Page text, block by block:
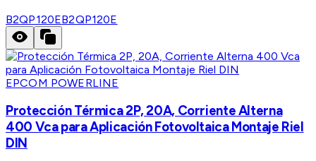
B2QP120EB2QP120E
EPCOM POWERLINE
Protección Térmica 2P, 20A, Corriente Alterna
400 Vca para Aplicación Fotovoltaica Montaje Riel
DIN